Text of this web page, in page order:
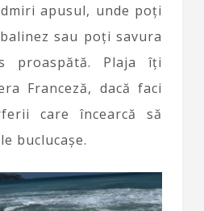
apusul, unde poți
sau poți savura
proaspătă. Plaja îți
Franceză, dacă faci
care încearcă să
buclucașe.